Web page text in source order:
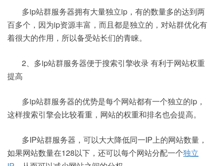
多ip站群服务器拥有大量独立ip，有的数量多的达到两
百多个，因为ip资源丰富，而且都是独立的，对站群优化有
着很大的作用，所以备受站长们的青睐。
2、多ip站群服务器便于搜索引擎收录 有利于网站权重
提高
多ip站群服务器的优势是每个网站都有一个独立的ip，
这样搜索引擎会比较看重，网站的权重和排名也会提高。
多IP站群服务器，可以大大降低同一IP上的网站数量，
如果网站数量在128以下，还可以每个网站分配一个独立